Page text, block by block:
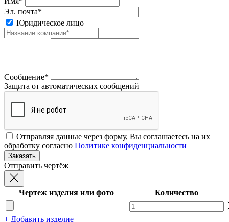
Эл. почта*
Юридическое лицо
Сообщение*
Защита от автоматических сообщений
Отправляя данные через форму, Вы соглашаетесь на их
обработку согласно Политике конфиденциальности
Отправить чертёж
Чертеж изделия или фото Количество
+ Добавить изделие